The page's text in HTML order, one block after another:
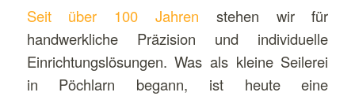
Seit über 100 Jahren stehen wir für
handwerkliche Präzision und individuelle
Einrichtungslösungen. Was als kleine Seilerei
in Pöchlarn begann, ist heute eine